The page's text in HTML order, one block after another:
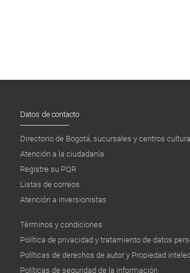
Datos de contacto
Directorio de Bogotá, sucursales y centros
Atención a la ciudadanía
Registre su PQR
Listas de correos
Atención a inversionistas
Términos y condiciones
Política de privacidad y tratamiento de datos
Políticas de derechos de autor y Propiedad
Políticas de seguridad de la información